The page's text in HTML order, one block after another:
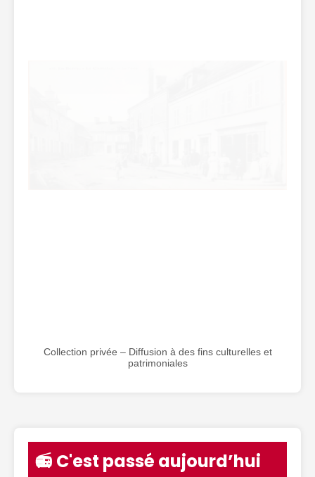
Collection privée – Diffusion à des fins culturelles et
patrimoniales
📻 C'est passé aujourd’hui